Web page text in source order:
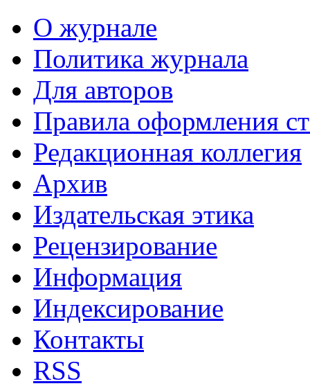
О журнале
Политика журнала
Для авторов
Правила оформления
Редакционная коллегия
Архив
Издательская этика
Рецензирование
Информация
Индексирование
Контакты
RSS